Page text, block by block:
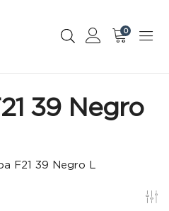
0
39 Negro
F21 39 Negro L